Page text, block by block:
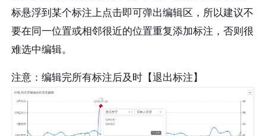
标悬浮到某个标注上点击即可弹出编辑区，所以建议不
要在同一位置或相邻很近的位置重复添加标注，否则很
难选中编辑。
注意：编辑完所有标注后及时【退出标注】